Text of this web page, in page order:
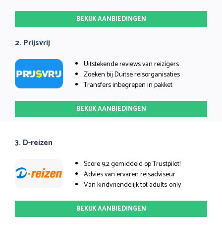
BEKIJK AANBIEDINGEN
2. Prijsvrij
Uitstekende reviews van reizigers
Zoeken bij Duitse reisorganisaties
Transfers inbegrepen in pakket
BEKIJK AANBIEDINGEN
3. D-reizen
Score 9,2 gemiddeld op Trustpilot!
Advies van ervaren reisadviseur
Van kindvriendelijk tot adults-only
BEKIJK AANBIEDINGEN